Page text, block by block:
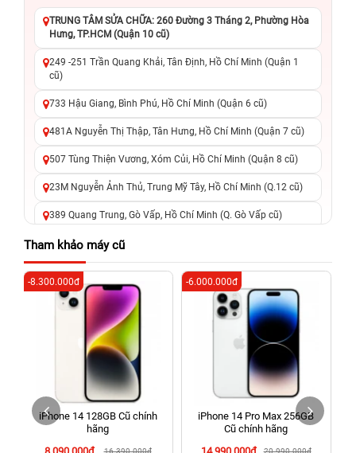
TRUNG TÂM SỬA CHỮA: 260 Đường 3 Tháng 2, Phường Hòa
Hưng, TP.HCM (Quận 10 cũ)
249 -251 Trần Quang Khải, Tân Định, Hồ Chí Minh (Quận 1
cũ)
733 Hậu Giang, Bình Phú, Hồ Chí Minh (Quận 6 cũ)
481A Nguyễn Thị Thập, Tân Hưng, Hồ Chí Minh (Quận 7 cũ)
507 Tùng Thiện Vương, Xóm Củi, Hồ Chí Minh (Quận 8 cũ)
23M Nguyễn Ảnh Thủ, Trung Mỹ Tây, Hồ Chí Minh (Q.12 cũ)
389 Quang Trung, Gò Vấp, Hồ Chí Minh (Q. Gò Vấp cũ)
625 - 625A Âu Cơ, Tân Phú, Hồ Chí Minh (Quận Tân Phú cũ)
326 Lê Văn Việt, Tăng Nhơn Phú, Hồ Chí Minh (Q.9 TP. Thủ
Đức cũ)
256 Võ Văn Ngân, Thủ Đức, Hồ Chí Minh (Bình Thọ, TP. Thủ
70 Nguyễn An Ninh, Dĩ An, Hồ Chí Minh (Bình Dương Cũ)
24h Vũng Tàu: 162A Ba Cu, Vũng Tàu, Hồ Chí Minh (TP. Vũng
Tàu cũ)
198 Hoàng Văn Thụ, Tân Sơn Nhất, Hồ Chí Minh (Tân Bình
Tham khảo máy cũ
iPhone 14 128GB Cũ chính
hãng
16.390.000đ
-8.300.000đ
iPhone 14 Pro Max 256GB
Cũ chính hãng
20.990.000đ
-6.000.000đ